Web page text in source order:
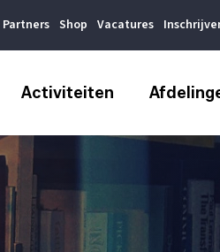
Partners Shop Vacatures
Activiteiten